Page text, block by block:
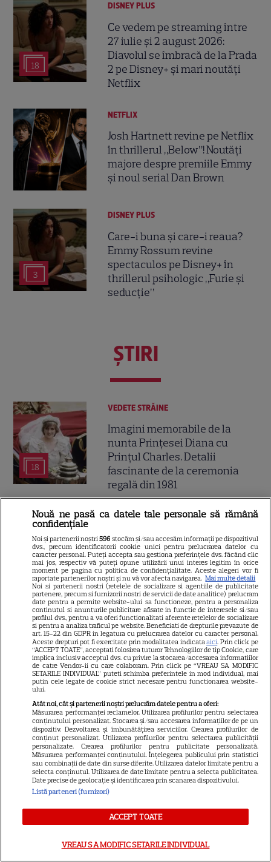
18
DISNEY PLUS
Ce vedem pe streaming între
27 iulie și 2 august 2026:
Diavolul se îmbracă de la Prada
2 pe Disney+ și mari noutăți
Netflix
NETFLIX
Josh Hartnett revine pe Netflix
în thrillerul „Below”! Noutăți
majore despre premiile Emmy
și noul serial Dan Brown
3
DISNEY PLUS
Care-i buna și care-i reaua?
Emmy Rossum revine
spectaculos pe Disney+ în
thrillerul psihologic „Furie și
seducție”
ŞTIRI
18
VEDETE STRĂINE
Imagini memorabile de la
nunta Prințesei Diana cu
Prințul Charles. Detalii
fascinante de la ceremonia
regală din 1981
15
VEDETE STRĂINE
De la o viață modestă la sute
de milioane de dolari. Cum a
ajuns Sylvester Stallone unul
dintre cei mai bogați actori de
la Hollywood
30
VEDETE ROMÂNEŞTI
Iulia Vântur, aniversare cu
peripeții la 46 de ani: „Camera
mea era plină de inimioare
roșii și cioburi de sticlă”
16
VEDETE ROMÂNEŞTI
EXCLUSIV. Alexandra Tudor
dezvăluie ce face fiica ei când
ajunge în redacția Antena 1 și
unde au plecat în vacanță
VEDETE ROMÂNEŞTI
Amalia Enache, imagini
Nouă ne pasă ca datele tale personale să rămână
confidențiale
Noi și partenerii noștri596 stocăm și/sau accesăm informații pe dispozitivul
dvs., precum identificatorii cookie unici pentru prelucrarea datelor cu
caracter personal. Puteți accepta sau gestiona preferințele dvs. făcând clic
mai jos, respectiv vă puteți opune utilizării unui interes legitim în orice
moment pe pagina cu politica de confidențialitate. Aceste alegeri vor fi
raportate partenerilor noștri și nu vă vor afecta navigarea. Mai multe detalii
Noi si partenerii nostri (retelele de socializare si agentiile de publicitate
partenere, precum si furnizorii nostri de servicii de date analitice) prelucram
date pentru a permite website-ului sa functioneze, pentru a personaliza
continutul si anunturile publicitare afisate in functie de interesele si/sau
profilul dvs., pentru a va oferi functionalitati aferente retelelor de socializare
si pentru a analiza traficul pe website. Beneficiati de drepturile prevazute de
art. 15-22 din GDPR in legatura cu prelucrarea datelor cu caracter personal.
Aceste drepturi pot fi exercitate prin modalitatea indicataaici. Prin click pe
“ACCEPT TOATE”, acceptati folosirea tuturor Tehnologiilor de tip Cookie, care
implica inclusiv acceptul dvs. cu privire la stocarea/accesarea informatiilor
de catre Vendor-ii cu care colaboram. Prin click pe “VREAU SA MODIFIC
SETARILE INDIVIDUAL” puteti schimba preferintele in mod individual, mai
putin cele legate de cookie strict necesare pentru functionarea website-
ului.
Atât noi, cât și partenerii noștri prelucrăm datele pentru a oferi:
Măsurarea performanței reclamelor. Utilizarea profilurilor pentru selectarea
conținutului personalizat. Stocarea și/sau accesarea informațiilor de pe un
dispozitiv. Dezvoltarea și îmbunătățirea serviciilor. Crearea profilurilor de
conținut personalizat. Utilizarea profilurilor pentru selectarea publicității
personalizate. Crearea profilurilor pentru publicitate personalizată.
Măsurarea performanței conținutului. Înțelegerea publicului prin statistici
sau combinații de date din surse diferite. Utilizarea datelor limitate pentru a
selecta conținutul. Utilizarea de date limitate pentru a selecta publicitatea.
Date precise de geolocație și identificarea prin scanarea dispozitivului.
Listă parteneri (furnizori)
ACCEPT TOATE
VREAU SA MODIFIC SETARILE INDIVIDUAL